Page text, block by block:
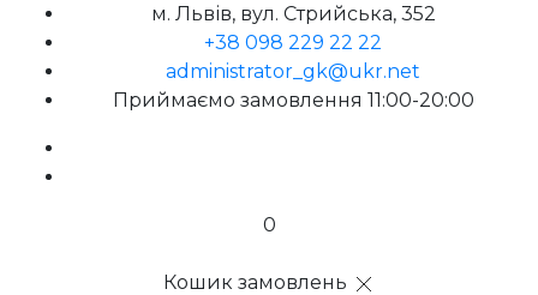
м. Львів, вул. Стрийська, 352
+38 098 229 22 22
administrator_gk@ukr.net
Приймаємо замовлення 11:00-20:00
0
Кошик замовлень